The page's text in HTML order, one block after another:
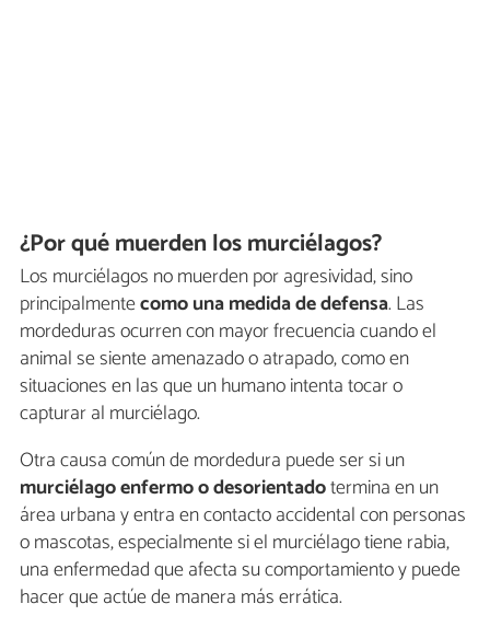
¿Por qué muerden los murciélagos?
Los murciélagos no muerden por agresividad, sino
principalmentecomo una medida de defensa. Las
mordeduras ocurren con mayor frecuencia cuando el
animal se siente amenazado o atrapado, como en
situaciones en las que un humano intenta tocar o
capturar al murciélago.
Otra causa común de mordedura puede ser si un
murciélago enfermo o desorientadotermina en un
área urbana y entra en contacto accidental con personas
o mascotas, especialmente si el murciélago tiene rabia,
una enfermedad que afecta su comportamiento y puede
hacer que actúe de manera más errática.